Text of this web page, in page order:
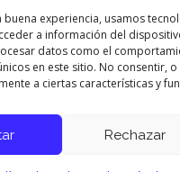
buena experiencia, usamos
a información del
datos como el
en este sitio. No consentir,
a ciertas características y
Rechazar
apelaciones
Panel de